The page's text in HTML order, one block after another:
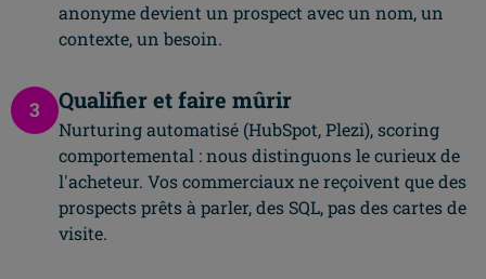
anonyme devient un prospect avec un nom, un
contexte, un besoin.
3 Qualifier et faire mûrir
Nurturing automatisé (HubSpot, Plezi), scoring
comportemental : nous distinguons le curieux de
l'acheteur. Vos commerciaux ne reçoivent que des
prospects prêts à parler, des SQL, pas des cartes de
visite.